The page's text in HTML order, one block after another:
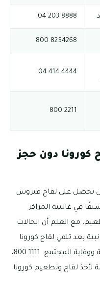
8888 203 04
8254268 800
4444 414 04
2211 800
كورونا دون حجز
أن تحصل على لقاح فيروس
في غالبية المراكز
مع العلم أن الحالات
بعد تلقي لقاح كورونا
عليها التواصل مع رقم وزارة الصحة ووقاية المجتمع: 1111 800،
لأخذ لقاح وتطعيم كورونا